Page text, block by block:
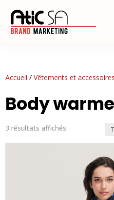
Accueil /Vêtements et accessoires
Body
3 résultats affichés